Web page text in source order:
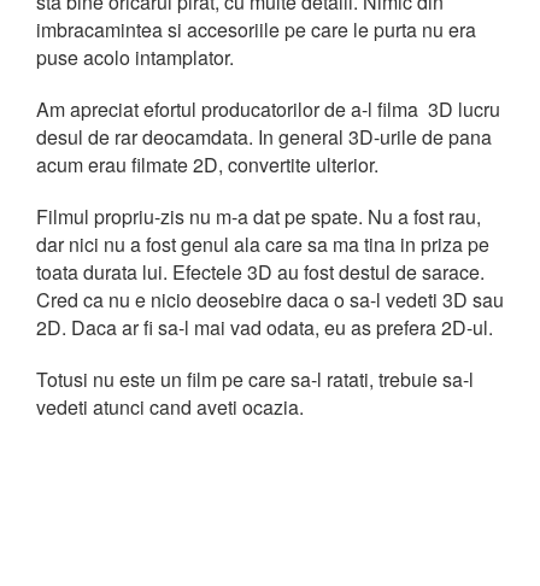
imbracamintea si accesoriile pe care le purta nu era
puse acolo intamplator.
Am apreciat efortul producatorilor de a-l filma 3D lucru
desul de rar deocamdata. In general 3D-urile de pana
acum erau filmate 2D, convertite ulterior.
Filmul propriu-zis nu m-a dat pe spate. Nu a fost rau,
dar nici nu a fost genul ala care sa ma tina in priza pe
toata durata lui. Efectele 3D au fost destul de sarace.
Cred ca nu e nicio deosebire daca o sa-l vedeti 3D sau
2D. Daca ar fi sa-l mai vad odata, eu as prefera 2D-ul.
Totusi nu este un film pe care sa-l ratati, trebuie sa-l
vedeti atunci cand aveti ocazia.